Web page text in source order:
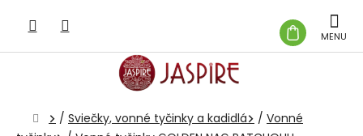
obsah
KOŠÍK
Domov
/ Sviečky, vonné tyčinky a kadidlá / Vonné